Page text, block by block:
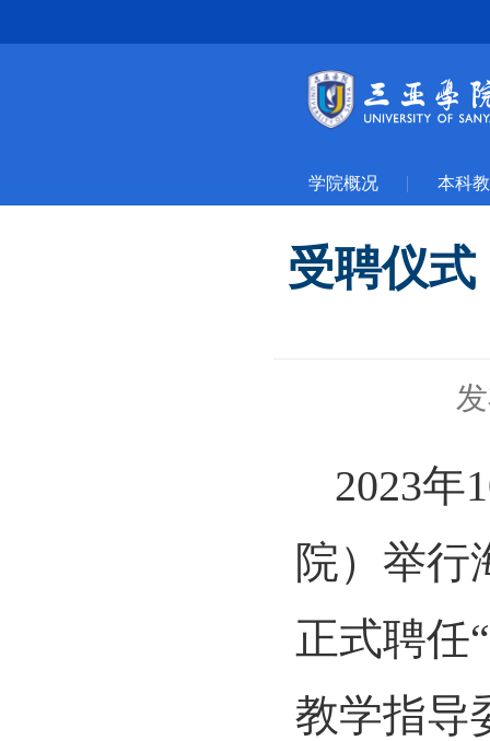
学院概况 本科
受聘仪
2023年
院）举行
正式聘任
教学指导